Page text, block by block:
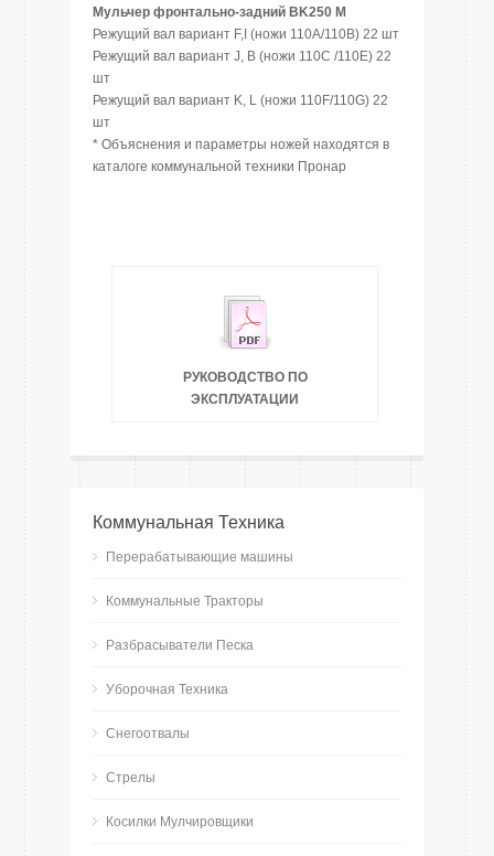
Мульчер фронтально-задний BK250 М
Режущий вал вариант F,I (ножи 110A/110B) 22 шт
Режущий вал вариант J, B (ножи 110C /110E) 22
шт
Режущий вал вариант K, L (ножи 110F/110G) 22
шт
* Объяснения и параметры ножей находятся в
каталоге коммунальной техники Пронар
РУКОВОДСТВО ПО
ЭКСПЛУАТАЦИИ
Коммунальная Техника
Перерабатывающие машины
Коммунальные Тракторы
Разбрасыватели Песка
Уборочная Техника
Снегоотвалы
Стрелы
Косилки Мулчировщики